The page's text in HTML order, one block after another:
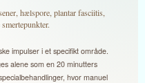
hælspore, plantar fasciitis,
impulser i et specifikt område.
alene som en 20 minutters
hvor manuel